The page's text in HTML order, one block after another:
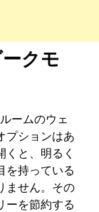
クモ
ームのウェ
プションはあ
と、明るく
を持っている
ません。その
ーを節約する